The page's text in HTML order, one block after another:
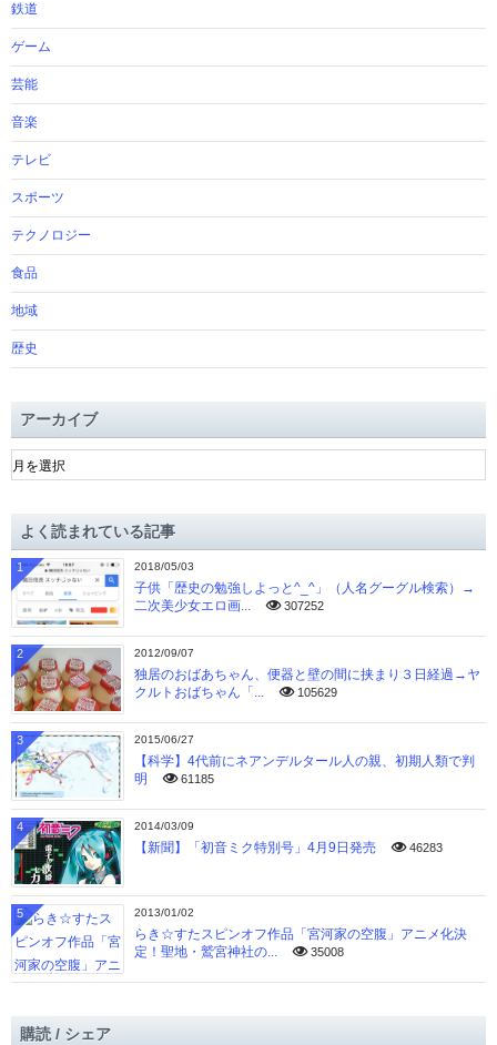
鉄道
ゲーム
芸能
音楽
テレビ
スポーツ
テクノロジー
食品
地域
歴史
アーカイブ
ア
ー
ブよく読まれている記事
2018/05/03
子供「歴史の勉強しよっと^_^」（人名グーグル検索）→
二次美少女エロ画...
307252
1
2012/09/07
独居のおばあちゃん、便器と壁の間に挟まり３日経過→ヤ
クルトおばちゃん「...
105629
2
2015/06/27
【科学】4代前にネアンデルタール人の親、初期人類で判
明
61185
3
2014/03/09
【新聞】「初音ミク特別号」4月9日発売 46283
4
2013/01/02
らき☆すたスピンオフ作品「宮河家の空腹」アニメ化決
定！聖地・鷲宮神社の...
35008
5
購読 / シェア